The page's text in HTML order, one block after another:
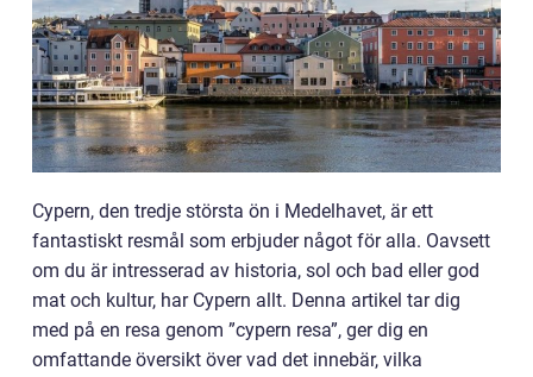
Cypern, den tredje största ön i Medelhavet, är ett
fantastiskt resmål som erbjuder något för alla. Oavsett
om du är intresserad av historia, sol och bad eller god
mat och kultur, har Cypern allt. Denna artikel tar dig
med på en resa genom ”cypern resa”, ger dig en
omfattande översikt över vad det innebär, vilka